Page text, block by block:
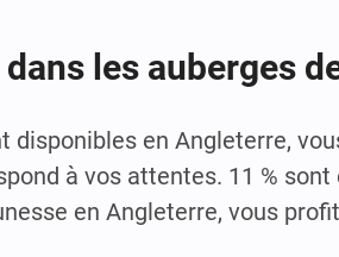
les auberges
disponibles en Angleterre,
à vos attentes. 11 %
en Angleterre, vous